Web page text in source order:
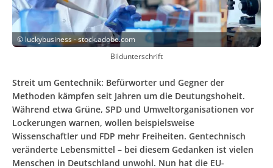
© luckybusiness - stock.adobe.com
Bildunterschrift
Streit um Gentechnik: Befürworter und Gegner der
Methoden kämpfen seit Jahren um die Deutungshoheit.
Während etwa Grüne, SPD und Umweltorganisationen vor
Lockerungen warnen, wollen beispielsweise
Wissenschaftler und FDP mehr Freiheiten. Gentechnisch
veränderte Lebensmittel – bei diesem Gedanken ist vielen
Menschen in Deutschland unwohl. Nun hat die EU-